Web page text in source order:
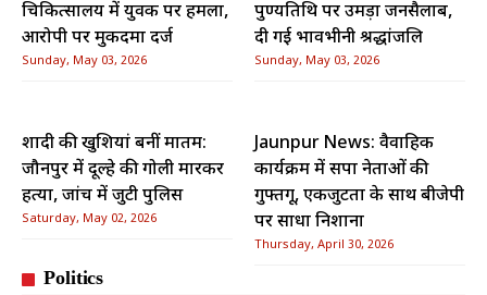
चिकित्सालय में युवक पर हमला,
आरोपी पर मुकदमा दर्ज
Sunday, May 03, 2026
पुण्यतिथि पर उमड़ा जनसैलाब,
दी गई भावभीनी श्रद्धांजलि
Sunday, May 03, 2026
शादी की खुशियां बनीं मातम:
जौनपुर में दूल्हे की गोली मारकर
हत्या, जांच में जुटी पुलिस
Saturday, May 02, 2026
Jaunpur News: वैवाहिक
कार्यक्रम में सपा नेताओं की
गुफ्तगू, एकजुटता के साथ बीजेपी
पर साधा निशाना
Thursday, April 30, 2026
Politics